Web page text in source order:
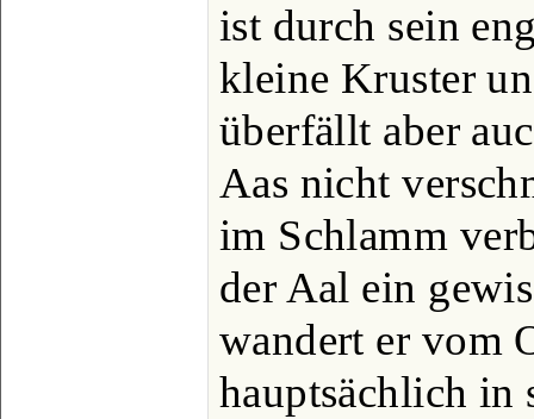
ist durch sein
kleine Kruster
überfällt aber
Aas nicht
im Schlamm
der Aal ein
wandert er vom
hauptsächlich in